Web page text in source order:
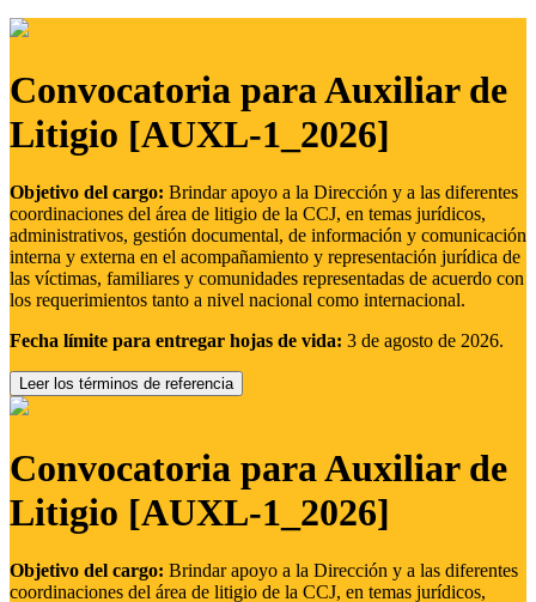
Convocatoria para Auxiliar de
Litigio [AUXL-1_2026]
Objetivo del cargo: Brindar apoyo a la Dirección y a las diferentes
coordinaciones del área de litigio de la CCJ, en temas jurídicos,
administrativos, gestión documental, de información y comunicación
interna y externa en el acompañamiento y representación jurídica de
las víctimas, familiares y comunidades representadas de acuerdo con
los requerimientos tanto a nivel nacional como internacional.
Fecha límite para entregar hojas de vida: 3 de agosto de 2026.
Leer los términos de referencia
Convocatoria para Auxiliar de
Litigio [AUXL-1_2026]
Objetivo del cargo: Brindar apoyo a la Dirección y a las diferentes
coordinaciones del área de litigio de la CCJ, en temas jurídicos,